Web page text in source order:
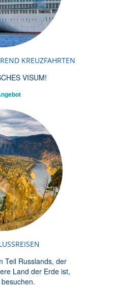
KREUZFAHRTEN
VISUM!
Teil Russlands, der
Land der Erde ist,